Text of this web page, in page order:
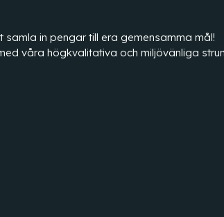
in pengar till era gemensamma mål!
våra högkvalitativa och miljövänliga